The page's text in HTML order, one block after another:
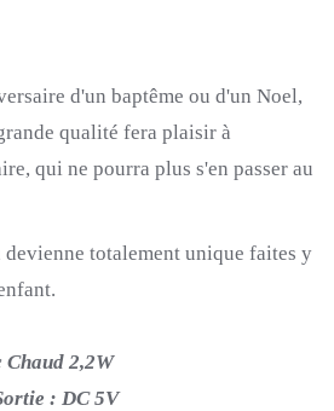
d'un baptême ou d'un Noel,
qualité fera plaisir à
qui ne pourra plus s'en passer au
devienne totalement unique faites y
2,2W
: DC 5V